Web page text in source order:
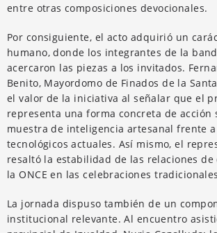
entre otras composiciones devocionales.
Por consiguiente, el acto adquirió un
humano, donde los integrantes de la
acercaron las piezas a los invitados.
Benito, Mayordomo de Finados de la
el valor de la iniciativa al señalar que el
representa una forma concreta de acción
muestra de inteligencia artesanal frente
tecnológicos actuales. Así mismo, el
resaltó la estabilidad de las relaciones de
la ONCE en las celebraciones
La jornada dispuso también de un
institucional relevante. Al encuentro